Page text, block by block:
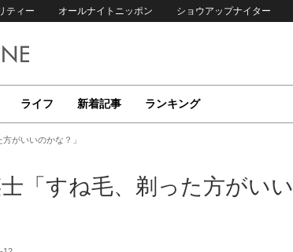
ティー オールナイトニッポン ショウアップナイター
ライフ 新着記事 ランキング
がいいのかな？」
「すね毛、剃った方がいい